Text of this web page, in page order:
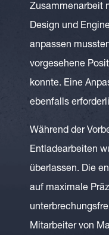
Zusammenarbeit
Design und
anpassen
vorgesehene
konnte. Eine
ebenfalls
Während der
Entladearbeiten
überlassen. Die
auf maximale
Mitarbeiter von